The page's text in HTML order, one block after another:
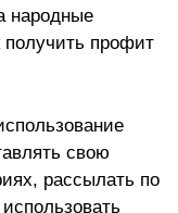
народные
профит
свою
рассылать по